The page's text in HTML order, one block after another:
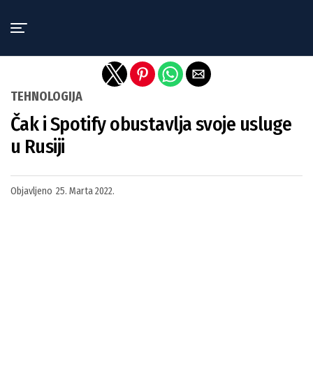
TEHNOLOGIJA
Čak i Spotify obustavlja svoje usluge
u Rusiji
Objavljeno 25. Marta 2022.